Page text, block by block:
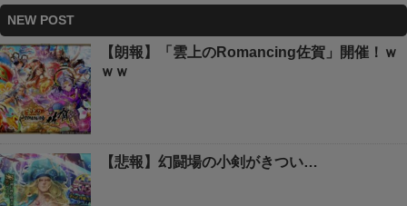
NEW POST
【朗報】「雲上のRomancing佐賀」開催！ｗ
ｗｗ
【悲報】幻闘場の小剣がきつい…